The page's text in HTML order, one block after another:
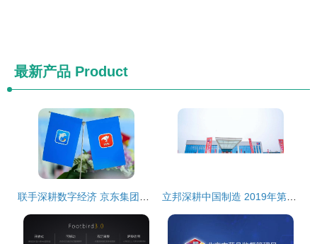
最新产品 Product